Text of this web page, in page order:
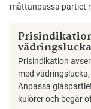
måttanpassa partiet
Prisindikation
med
Anpassa
kulörer och begär